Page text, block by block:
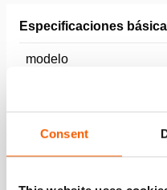
Consent
Especificaciones
modelo
Dimensiones, peso y